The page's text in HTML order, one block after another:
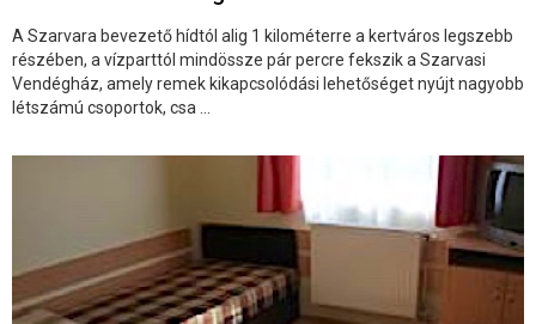
A Szarvara bevezető hídtól alig 1 kilométerre a kertváros legszebb
részében, a vízparttól mindössze pár percre fekszik a Szarvasi
Vendégház, amely remek kikapcsolódási lehetőséget nyújt nagyobb
létszámú csoportok, csa ...